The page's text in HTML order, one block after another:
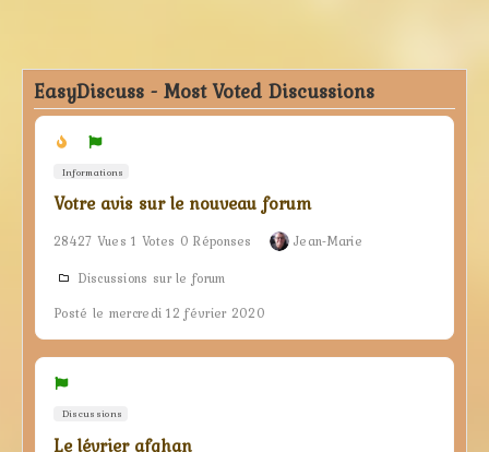
EasyDiscuss - Most Voted Discussions
Informations
Votre avis sur le nouveau forum
28427 Vues 1 Votes 0 Réponses
Jean-Marie
Discussions sur le forum
Posté le mercredi 12 février 2020
Discussions
Le lévrier afghan